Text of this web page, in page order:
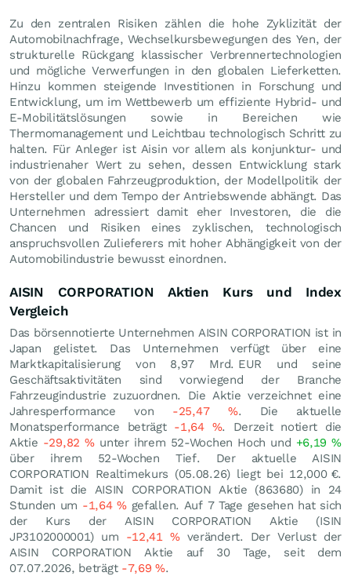
Zu den zentralen Risiken zählen die hohe Zyklizität der
Automobilnachfrage, Wechselkursbewegungen des Yen, der
strukturelle Rückgang klassischer Verbrennertechnologien
und mögliche Verwerfungen in den globalen Lieferketten.
Hinzu kommen steigende Investitionen in Forschung und
Entwicklung, um im Wettbewerb um effiziente Hybrid- und
E-Mobilitätslösungen sowie in Bereichen wie
Thermomanagement und Leichtbau technologisch Schritt zu
halten. Für Anleger ist Aisin vor allem als konjunktur- und
industrienaher Wert zu sehen, dessen Entwicklung stark
von der globalen Fahrzeugproduktion, der Modellpolitik der
Hersteller und dem Tempo der Antriebswende abhängt. Das
Unternehmen adressiert damit eher Investoren, die die
Chancen und Risiken eines zyklischen, technologisch
anspruchsvollen Zulieferers mit hoher Abhängigkeit von der
Automobilindustrie bewusst einordnen.
AISIN CORPORATION Aktien Kurs und Index
Vergleich
Das börsennotierte Unternehmen AISIN CORPORATION ist in
Japan gelistet. Das Unternehmen verfügt über eine
Marktkapitalisierung von 8,97 Mrd. EUR und seine
Geschäftsaktivitäten sind vorwiegend der Branche
Fahrzeugindustrie zuzuordnen. Die Aktie verzeichnet eine
Jahresperformance von -25,47 %. Die aktuelle
Monatsperformance beträgt -1,64 %. Derzeit notiert die
Aktie -29,82%unter ihrem 52-Wochen Hoch und +6,19%
über ihrem 52-Wochen Tief. Der aktuelle AISIN
CORPORATION Realtimekurs (05.08.26) liegt bei 12,000 €.
Damit ist die AISIN CORPORATION Aktie (863680) in 24
Stunden um -1,64%gefallen. Auf 7 Tage gesehen hat sich
der Kurs der AISIN CORPORATION Aktie (ISIN
JP3102000001) um -12,41 %verändert. Der Verlust der
AISIN CORPORATION Aktie auf 30 Tage, seit dem
07.07.2026, beträgt -7,69%.